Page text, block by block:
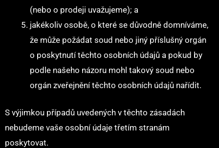
(nebo o prodeji uvažujeme); a
jakékoliv osobě, o které se důvodně domníváme,
že může požádat soud nebo jiný příslušný orgán
o poskytnutí těchto osobních údajů a pokud by
podle našeho názoru mohl takový soud nebo
orgán zveřejnění těchto osobních údajů nařídit.
S výjimkou případů uvedených v těchto zásadách
nebudeme vaše osobní údaje třetím stranám
poskytovat.